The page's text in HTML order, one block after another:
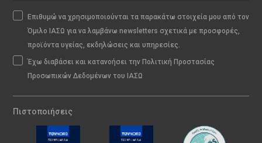
Επιθυμώ να χρησιμοποιούνται τα παρακάτω στοιχεία μου από τον
Όμιλο ΙΑΣΩ για να λαμβάνω newsletters σχετικά με προσφορές,
προϊόντα υγείας, εκδηλώσεις και υπηρεσίες.
Έχω διαβάσει και κατανοήσει την Πολιτική Προστασίας
Προσωπικών Δεδομένων του ΙΑΣΩ
Πιστοποιήσεις